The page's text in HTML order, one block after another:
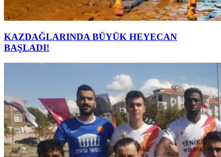
KAZDAĞLARINDA BÜYÜK HEYECAN
BAŞLADI!